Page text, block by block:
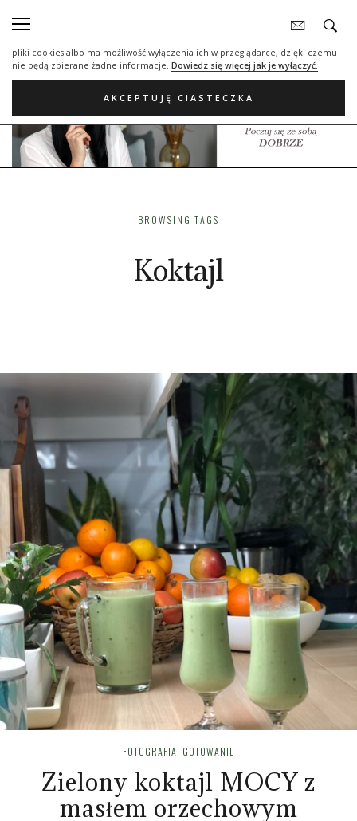
statystycznych, reklamowych oraz funkcjonalnych. Dzięki nim możemy
pliki cookies albo ma możliwość wyłączenia ich w przeglądarce, dzięki czemu
nie będą zbierane żadne informacje. Dowiedz się więcej jak je wyłączyć.
AKCEPTUJĘ CIASTECZKA
BROWSING TAGS
Koktajl
FOTOGRAFIA, GOTOWANIE
Zielony koktajl MOCY z
masłem orzechowym